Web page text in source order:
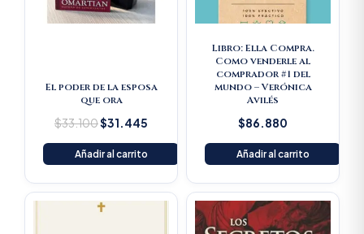
El poder de la esposa
que ora
$33.100$31.445
Añadir al carrito
Libro: Ella Compra.
Como venderle al
comprador #1 del
mundo – Verónica
Avilés
$86.880
Añadir al carrito